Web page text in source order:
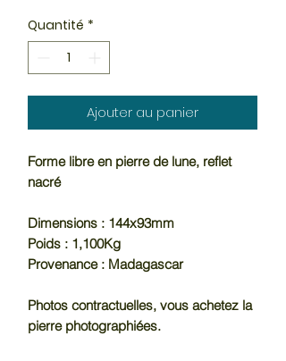
Quantité *
Ajouter au panier
Forme libre en pierre de lune, reflet
nacré
Dimensions : 144x93mm
Poids : 1,100Kg
Provenance : Madagascar
Photos contractuelles, vous achetez la
pierre photographiées.